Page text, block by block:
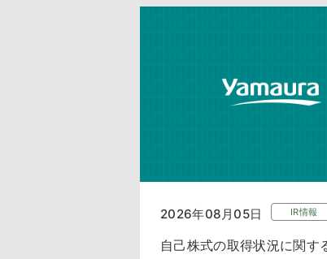
2026年08月05日 IR情報
自己株式の取得状況に関す